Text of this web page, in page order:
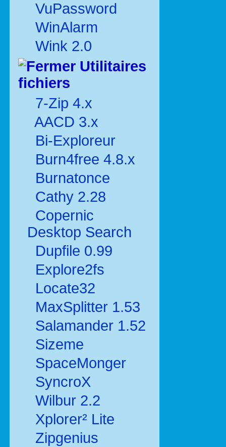
VuPassword
WinAlarm
Wink 2.0
Utilitaires
fichiers
7-Zip 4.x
AACD 3.x
Bi-Exploreur
Burn4free 4.8.x
Burnatonce
Cathy 2.28
Copernic
Desktop Search
Dupfile 0.99
Explore2fs
Locate32
MaxSplitter 1.53
Salamander 1.52
Sizeme
SpaceMonger
SyncroX
Wilbur 2.2
Xplorer² Lite
Zipgenius